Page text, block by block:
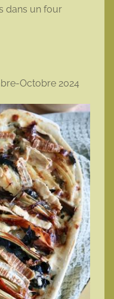
dans un four
Octobre 2024